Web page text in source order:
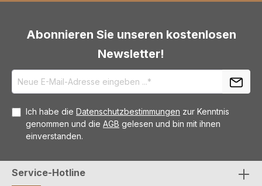
Abonnieren Sie unseren kostenlosen
Newsletter!
Ich habe die Datenschutzbestimmungen zur Kenntnis
genommen und die AGB gelesen und bin mit ihnen
einverstanden.
Service-Hotline